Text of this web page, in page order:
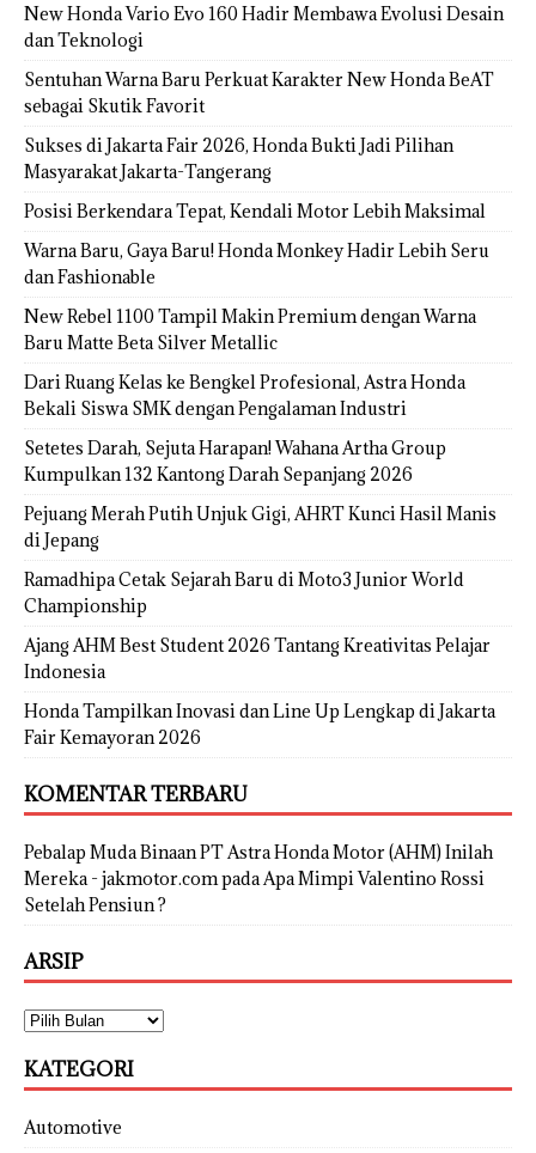
New Honda Vario Evo 160 Hadir Membawa Evolusi Desain
dan Teknologi
Sentuhan Warna Baru Perkuat Karakter New Honda BeAT
sebagai Skutik Favorit
Sukses di Jakarta Fair 2026, Honda Bukti Jadi Pilihan
Masyarakat Jakarta-Tangerang
Posisi Berkendara Tepat, Kendali Motor Lebih Maksimal
Warna Baru, Gaya Baru! Honda Monkey Hadir Lebih Seru
dan Fashionable
New Rebel 1100 Tampil Makin Premium dengan Warna
Baru Matte Beta Silver Metallic
Dari Ruang Kelas ke Bengkel Profesional, Astra Honda
Bekali Siswa SMK dengan Pengalaman Industri
Setetes Darah, Sejuta Harapan! Wahana Artha Group
Kumpulkan 132 Kantong Darah Sepanjang 2026
Pejuang Merah Putih Unjuk Gigi, AHRT Kunci Hasil Manis
di Jepang
Ramadhipa Cetak Sejarah Baru di Moto3 Junior World
Championship
Ajang AHM Best Student 2026 Tantang Kreativitas Pelajar
Indonesia
Honda Tampilkan Inovasi dan Line Up Lengkap di Jakarta
Fair Kemayoran 2026
KOMENTAR TERBARU
Pebalap Muda Binaan PT Astra Honda Motor (AHM) Inilah
Mereka - jakmotor.compada Apa Mimpi Valentino Rossi
Setelah Pensiun ?
ARSIP
KATEGORI
Automotive